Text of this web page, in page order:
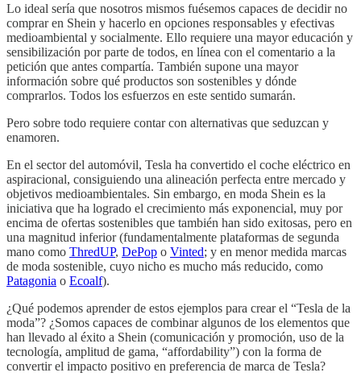
Lo ideal sería que nosotros mismos fuésemos capaces de decidir no
comprar en Shein y hacerlo en opciones responsables y efectivas
medioambiental y socialmente. Ello requiere una mayor educación y
sensibilización por parte de todos, en línea con el comentario a la
petición que antes compartía. También supone una mayor
información sobre qué productos son sostenibles y dónde
comprarlos. Todos los esfuerzos en este sentido sumarán.
Pero sobre todo requiere contar con alternativas que seduzcan y
enamoren.
En el sector del automóvil, Tesla ha convertido el coche eléctrico en
aspiracional, consiguiendo una alineación perfecta entre mercado y
objetivos medioambientales. Sin embargo, en moda Shein es la
iniciativa que ha logrado el crecimiento más exponencial, muy por
encima de ofertas sostenibles que también han sido exitosas, pero en
una magnitud inferior (fundamentalmente plataformas de segunda
mano como ThredUP, DePop o Vinted; y en menor medida marcas
de moda sostenible, cuyo nicho es mucho más reducido, como
Patagonia o Ecoalf).
¿Qué podemos aprender de estos ejemplos para crear el “Tesla de la
moda”? ¿Somos capaces de combinar algunos de los elementos que
han llevado al éxito a Shein (comunicación y promoción, uso de la
tecnología, amplitud de gama, “affordability”) con la forma de
convertir el impacto positivo en preferencia de marca de Tesla?